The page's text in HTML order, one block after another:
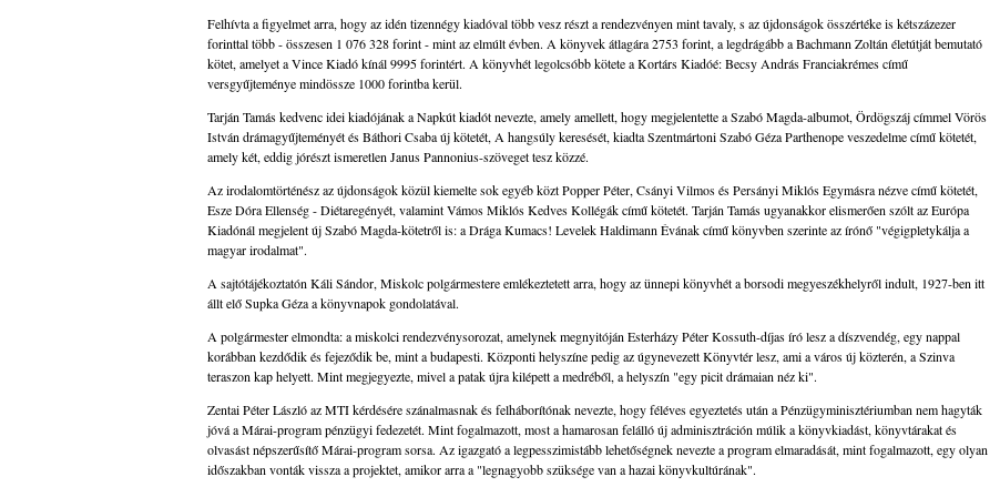
Felhívta a figyelmet arra, hogy az idén tizennégy kiadóval több vesz részt a rendezvényen mint tavaly, s az újdonságok összértéke is kétszázezer
forinttal több - összesen 1 076 328 forint - mint az elmúlt évben. A könyvek átlagára 2753 forint, a legdrágább a Bachmann Zoltán életútját bemutató
kötet, amelyet a Vince Kiadó kínál 9995 forintért. A könyvhét legolcsóbb kötete a Kortárs Kiadóé: Becsy András Franciakrémes című
versgyűjteménye mindössze 1000 forintba kerül.
Tarján Tamás kedvenc idei kiadójának a Napkút kiadót nevezte, amely amellett, hogy megjelentette a Szabó Magda-albumot, Ördögszáj címmel Vörös
István drámagyűjteményét és Báthori Csaba új kötetét, A hangsúly keresését, kiadta Szentmártoni Szabó Géza Parthenope veszedelme című kötetét,
amely két, eddig jórészt ismeretlen Janus Pannonius-szöveget tesz közzé.
Az irodalomtörténész az újdonságok közül kiemelte sok egyéb közt Popper Péter, Csányi Vilmos és Persányi Miklós Egymásra nézve című kötetét,
Esze Dóra Ellenség - Diétaregényét, valamint Vámos Miklós Kedves Kollégák című kötetét. Tarján Tamás ugyanakkor elismerően szólt az Európa
Kiadónál megjelent új Szabó Magda-kötetről is: a Drága Kumacs! Levelek Haldimann Évának című könyvben szerinte az írónő "végigpletykálja a
magyar irodalmat".
A sajtótájékoztatón Káli Sándor, Miskolc polgármestere emlékeztetett arra, hogy az ünnepi könyvhét a borsodi megyeszékhelyről indult, 1927-ben itt
állt elő Supka Géza a könyvnapok gondolatával.
A polgármester elmondta: a miskolci rendezvénysorozat, amelynek megnyitóján Esterházy Péter Kossuth-díjas író lesz a díszvendég, egy nappal
korábban kezdődik és fejeződik be, mint a budapesti. Központi helyszíne pedig az úgynevezett Könyvtér lesz, ami a város új közterén, a Szinva
teraszon kap helyett. Mint megjegyezte, mivel a patak újra kilépett a medréből, a helyszín "egy picit drámaian néz ki".
Zentai Péter László az MTI kérdésére szánalmasnak és felháborítónak nevezte, hogy féléves egyeztetés után a Pénzügyminisztériumban nem hagyták
jóvá a Márai-program pénzügyi fedezetét. Mint fogalmazott, most a hamarosan felálló új adminisztráción múlik a könyvkiadást, könyvtárakat és
olvasást népszerűsítő Márai-program sorsa. Az igazgató a legpesszimistább lehetőségnek nevezte a program elmaradását, mint fogalmazott, egy olyan
időszakban vonták vissza a projektet, amikor arra a "legnagyobb szüksége van a hazai könyvkultúrának".